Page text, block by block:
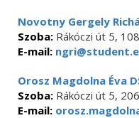
Novotny Gergely
Szoba: Rákóczi út 5, 108
E-mail:
Orosz Magdolna Éva
Szoba: Rákóczi út 5, 206
E-mail: